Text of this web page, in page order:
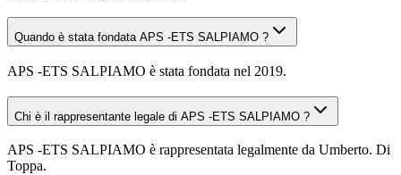
Quando è stata fondata APS -ETS SALPIAMO ?
APS -ETS SALPIAMO è stata fondata nel 2019.
Chi è il rappresentante legale di APS -ETS SALPIAMO ?
APS -ETS SALPIAMO è rappresentata legalmente da Umberto. Di
Toppa.